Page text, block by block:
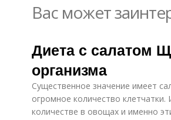
Вас может
Диета с салатом
организма
Существенное значение имеет
огромное количество
количестве в овощах и именно